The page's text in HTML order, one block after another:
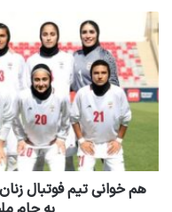
هم خوانی تیم فوتبال